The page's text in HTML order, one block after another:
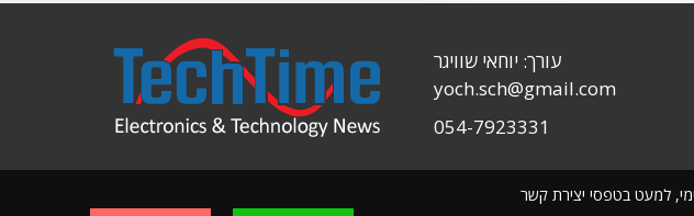
למעט בטפסי יצירת קשר
עורך: יוחאי שוויגר
yoch.sch@gmail.com
054-7923331